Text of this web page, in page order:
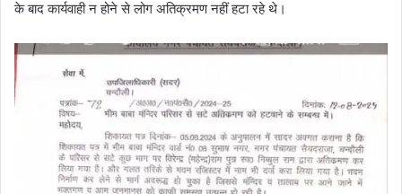
के बाद कार्यवाही न होने से लोग अतिक्रमण नहीं हटा रहे थे।